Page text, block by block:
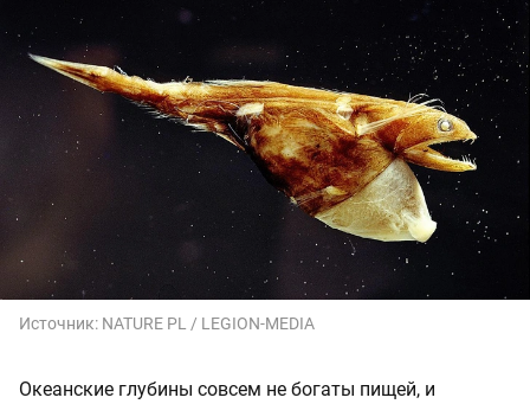
Источник: NATURE PL / LEGION-MEDIA
Океанские глубины совсем не богаты пищей, и